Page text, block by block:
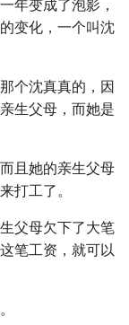
年变成了泡影，
变化，一个叫沈
个沈真真的，因
生父母，而她是
且她的亲生父母
打工了。
父母欠下了大笔
笔工资，就可以